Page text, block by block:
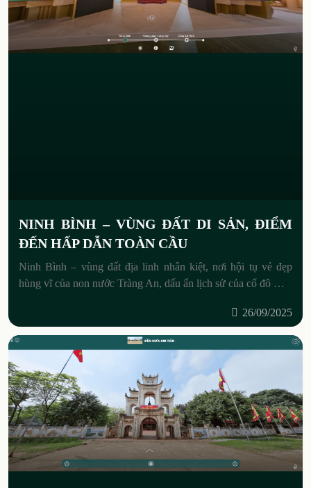
NINH BÌNH – VÙNG ĐẤT DI SẢN, ĐIỂM
ĐẾN HẤP DẪN TOÀN CẦU
Ninh Bình – vùng đất địa linh nhân kiệt, nơi hội tụ vẻ đẹp
hùng vĩ của non nước Tràng An, dấu ấn lịch sử của cố đô Hoa
26/09/2025